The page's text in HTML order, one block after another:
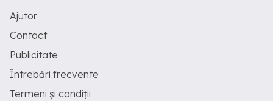
Ajutor
Contact
Publicitate
Întrebări frecvente
Termeni și condiții